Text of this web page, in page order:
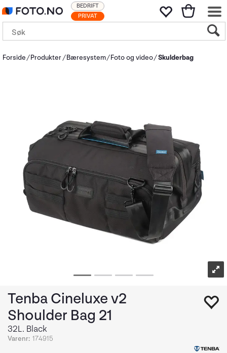
PRIVAT
BEDRIFT
Forside Produkter Bæresystem Foto og video Skulderbag
Tenba Cineluxe v2
Shoulder Bag 21
32L. Black
Varenr: 174915